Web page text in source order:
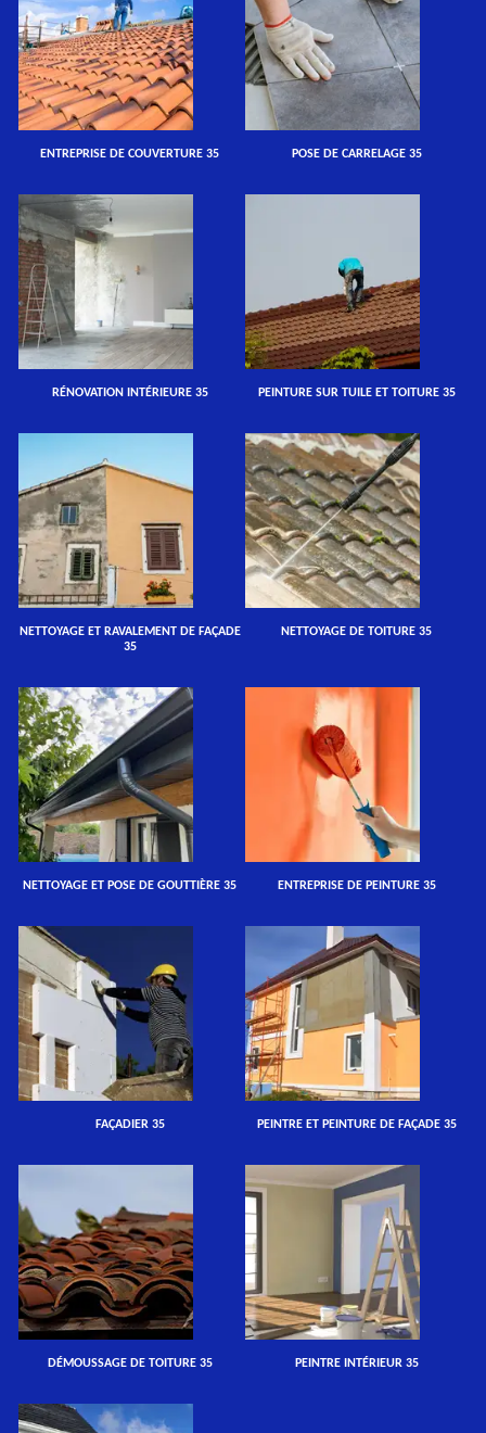
ENTREPRISE DE COUVERTURE 35 POSE DE CARRELAGE 35
RÉNOVATION INTÉRIEURE 35 PEINTURE SUR TUILE ET TOITURE 35
NETTOYAGE ET RAVALEMENT DE FAÇADE
35
NETTOYAGE DE TOITURE 35
NETTOYAGE ET POSE DE GOUTTIÈRE 35 ENTREPRISE DE PEINTURE 35
FAÇADIER 35 PEINTRE ET PEINTURE DE FAÇADE 35
DÉMOUSSAGE DE TOITURE 35 PEINTRE INTÉRIEUR 35